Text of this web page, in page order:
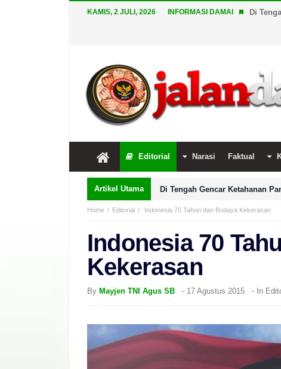
KAMIS, 2 JULI, 2026 INFORMASI DAMAI Di
Editorial Narasi Faktual
Artikel Utama Di Tengah Gencar Ketahanan
Home Editorial Indonesia 70 Tahun dan Budaya Kekerasan
Indonesia 70
Kekerasan
By Mayjen TNI Agus SB - 17 Agustus 2015 - In